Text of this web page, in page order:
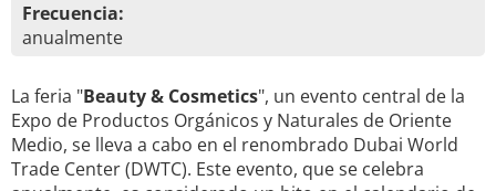
Frecuencia:
anualmente
La feria "Beauty & Cosmetics", un evento central de la
Expo de Productos Orgánicos y Naturales de Oriente
Medio, se lleva a cabo en el renombrado Dubai World
Trade Center (DWTC). Este evento, que se celebra